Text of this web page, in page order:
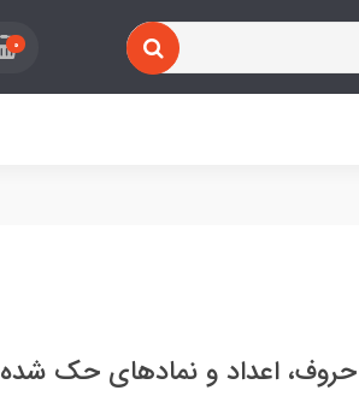
0
اعداد و نمادهای حک شده